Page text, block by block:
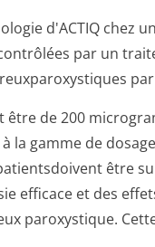
d'ACTIQ chez
par un
être de 200
la gamme de
être
efficace et des
paroxystique.